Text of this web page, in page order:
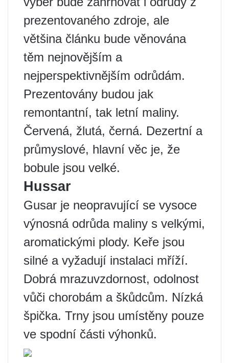
prezentovaného zdroje, ale
většina článku bude věnována
těm nejnovějším a
nejperspektivnějším odrůdám.
Prezentovány budou jak
remontantní, tak letní maliny.
Červená, žlutá, černá. Dezertní a
průmyslové, hlavní věc je, že
bobule jsou velké.
Hussar
Gusar je neopravující se vysoce
výnosná odrůda maliny s velkými,
aromatickými plody. Keře jsou
silné a vyžadují instalaci mříží.
Dobrá mrazuvzdornost, odolnost
vůči chorobám a škůdcům. Nízká
špička. Trny jsou umístěny pouze
ve spodní části výhonků.